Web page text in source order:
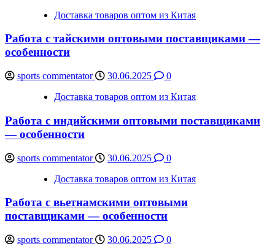
Доставка товаров оптом из Китая
Работа с тайскими оптовыми поставщиками —
особенности
sports commentator 30.06.2025
0
Доставка товаров оптом из Китая
Работа с индийскими оптовыми поставщиками
— особенности
sports commentator 30.06.2025
0
Доставка товаров оптом из Китая
Работа с вьетнамскими оптовыми
поставщиками — особенности
sports commentator 30.06.2025
0